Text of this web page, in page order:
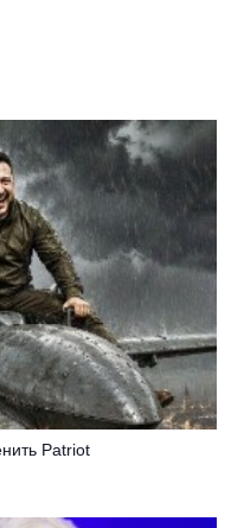
Patriot